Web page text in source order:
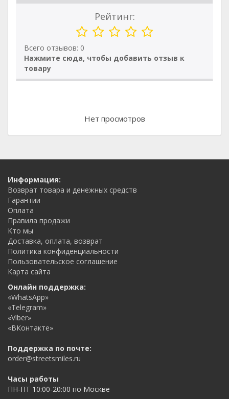
Рейтинг:
Всего отзывов: 0
Нажмите сюда, чтобы добавить отзыв к
товару
Нет просмотров
Информация:
Возврат товара и денежных средств
Гарантии
Оплата
Правила продажи
Кто мы
Доставка, оплата, возврат
Политика конфиденциальности
Пользовательское соглашение
Карта сайта
Онлайн поддержка:
«WhatsApp»
«Telegram»
«Viber»
«ВКонтакте»
Поддержка по почте:
order@streetsmiles.ru
Часы работы
ПН-ПТ 10:00-20:00 по Москве